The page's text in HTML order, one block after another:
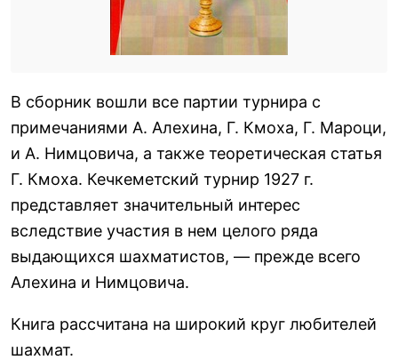
В сборник вошли все партии турнира с
примечаниями А. Алехина, Г. Кмоха, Г. Мароци,
и А. Нимцовича, а также теоретическая статья
Г. Кмоха. Кечкеметский турнир 1927 г.
представляет значительный интерес
вследствие участия в нем целого ряда
выдающихся шахматистов, — прежде всего
Алехина и Нимцовича.
Книга рассчитана на широкий круг любителей
шахмат.